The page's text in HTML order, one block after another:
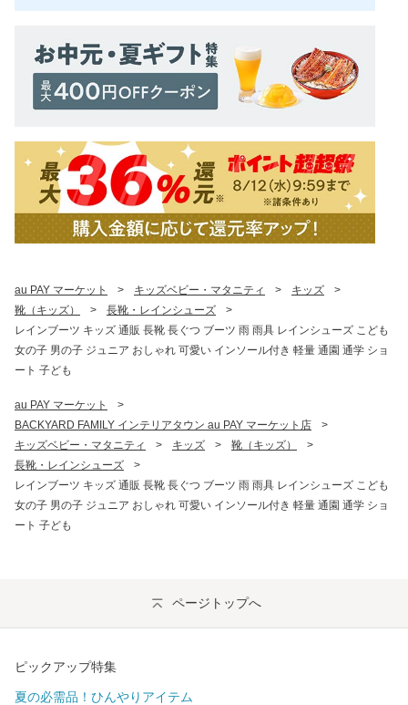
au PAY マーケット > キッズベビー・マタニティ > キッズ
>
靴（キッズ）
> 長靴・レインシューズ
>
レインブーツ キッズ 通販 長靴 長ぐつ ブーツ 雨 雨具 レインシューズ こども
女の子 男の子 ジュニア おしゃれ 可愛い インソール付き 軽量 通園 通学 ショ
ート 子ども
au PAY マーケット
>
BACKYARD FAMILY インテリアタウン au PAY マーケット店
>
キッズベビー・マタニティ
> キッズ > 靴（キッズ）
>
長靴・レインシューズ
>
レインブーツ キッズ 通販 長靴 長ぐつ ブーツ 雨 雨具 レインシューズ こども
女の子 男の子 ジュニア おしゃれ 可愛い インソール付き 軽量 通園 通学 ショ
ート 子ども
ページトップへ
ピックアップ特集
夏の必需品！ひんやりアイテム